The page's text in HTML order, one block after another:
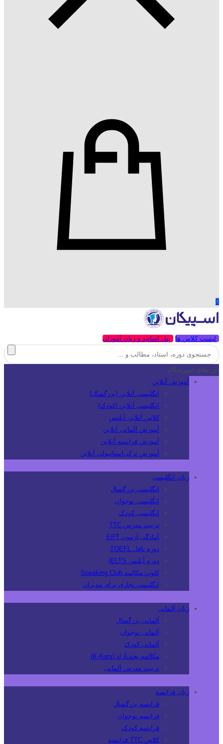
0
لیست کلاس ها پنل اساتید و زبان آموزان
دوره‌های آموزشگاه
آموزش آنلاین
انگلیسی آنلاین (بزرگسال)
انگلیسی آنلاین (کودک)
کلاس آنلاین آیلتس
آموزش آلمانی آنلاین
آموزش فرانسه آنلاین
آموزش ترکی‌استانبولی آنلاین
زبان انگلیسی
انگلیسی بزرگسال
انگلیسی نوجوان
انگلیسی کودک
تربیت مدرس TTC
آمادگی آزمون EPT
دوره تافل TOEFL
دوره آیلتس IELTS
کلوپ مکالمه Speaking Club
انگلیسی تجاری برای مدیران
زبان آلمانی
آلمانی بزرگسال
آلمانی نوجوان
آلمانی کودک
مکالمه بحث‌آزاد (K-Kurs)
تربیت مدرس آلمانی
زبان فرانسه
فرانسه بزرگسال
فرانسه نوجوان
فرانسه کودک
کلاس TTC فرانسه